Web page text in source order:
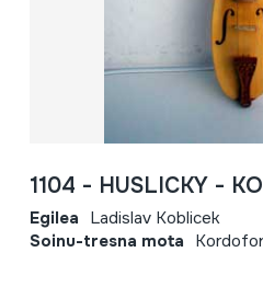
1104 - HUSLICKY -
Egilea Ladislav Koblicek
Soinu-tresna mota